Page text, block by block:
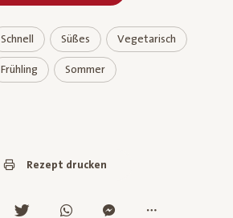
Schnell Süßes Vegetarisch
Frühling Sommer
Rezept drucken